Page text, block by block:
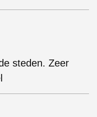
steden. Zeer